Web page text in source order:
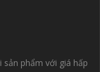
phẩm với giá hấp